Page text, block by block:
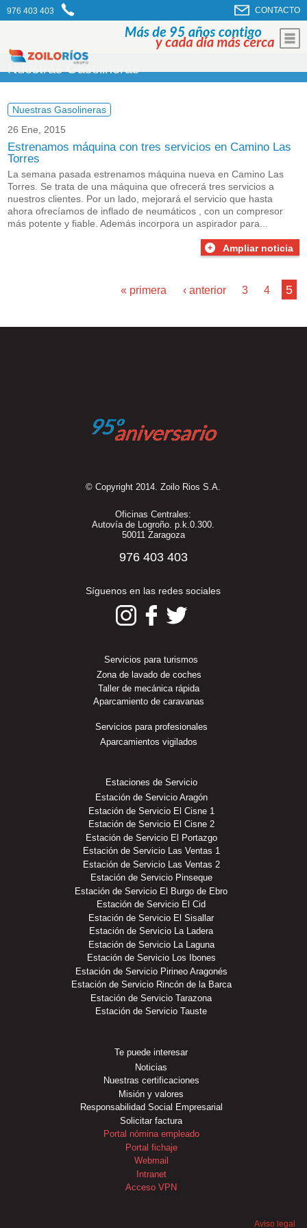
976 403 403 CONTACTO
Nuestras Gasolineras
Nuestras Gasolineras
26 Ene, 2015
Estrenamos máquina con tres servicios en Camino Las
Torres
La semana pasada estrenamos máquina nueva en Camino Las
Torres. Se trata de una máquina que ofrecerá tres servicios a
nuestros clientes. Por un lado, mejorará el servicio que hasta
ahora ofrecíamos de inflado de neumáticos , con un compresor
más potente y fiable. Además incorpora un aspirador para...
Ampliar noticia
« primera ‹ anterior …
3 4 5
© Copyright 2014. Zoilo Rios S.A.
Oficinas Centrales:
Autovía de Logroño. p.k.0.300.
50011 Zaragoza
976 403 403
Síguenos en las redes sociales
Servicios para turismos
Zona de lavado de coches
Taller de mecánica rápida
Aparcamiento de caravanas
Servicios para profesionales
Aparcamientos vigilados
Estaciones de Servicio
Estación de Servicio Aragón
Estación de Servicio El Cisne 1
Estación de Servicio El Cisne 2
Estación de Servicio El Portazgo
Estación de Servicio Las Ventas 1
Estación de Servicio Las Ventas 2
Estación de Servicio Pinseque
Estación de Servicio El Burgo de Ebro
Estación de Servicio El Cid
Estación de Servicio El Sisallar
Estación de Servicio La Ladera
Estación de Servicio La Laguna
Estación de Servicio Los Ibones
Estación de Servicio Pirineo Aragonés
Estación de Servicio Rincón de la Barca
Estación de Servicio Tarazona
Estación de Servicio Tauste
Te puede interesar
Noticias
Nuestras certificaciones
Misión y valores
Responsabilidad Social Empresarial
Solicitar factura
Portal nómina empleado
Portal fichaje
Webmail
Intranet
Acceso VPN
Aviso legal